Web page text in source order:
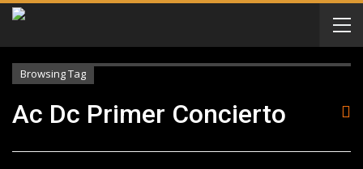
Browsing Tag
Ac Dc Primer Concierto